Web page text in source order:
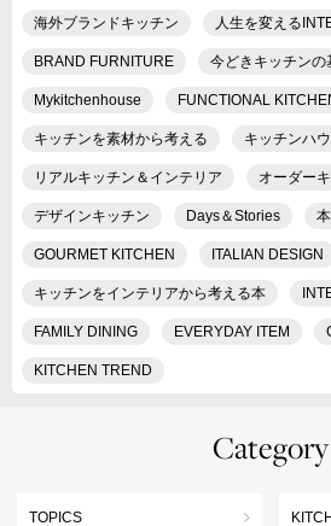
海外ブランドキッチン 人生を変える
BRAND FURNITURE 今どきキッチンの
Mykitchenhouse FUNCTIONAL
キッチンを素材から考える キッチンハ
リアルキッチン＆インテリア オーダー
デザインキッチン Days＆Stories
GOURMET KITCHEN ITALIAN DESIGN
キッチンをインテリアから考える本
FAMILY DINING EVERYDAY ITEM
KITCHEN TREND
Category
TOPICS